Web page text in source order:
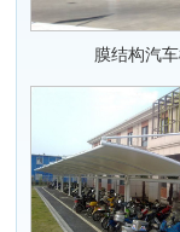
膜结构汽